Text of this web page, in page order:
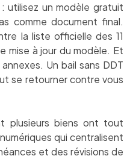
utilisez un modèle gratuit
comme document final.
la liste officielle des 11
mise à jour du modèle. Et
Un bail sans DDT
se retourner contre vous
plusieurs biens ont tout
qui centralisent
et des révisions de